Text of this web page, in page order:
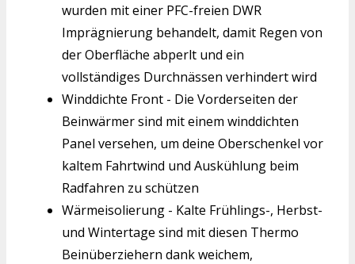
wurden mit einer PFC-freien DWR
Imprägnierung behandelt, damit Regen von
der Oberfläche abperlt und ein
vollständiges Durchnässen verhindert wird
Winddichte Front - Die Vorderseiten der
Beinwärmer sind mit einem winddichten
Panel versehen, um deine Oberschenkel vor
kaltem Fahrtwind und Auskühlung beim
Radfahren zu schützen
Wärmeisolierung - Kalte Frühlings-, Herbst-
und Wintertage sind mit diesen Thermo
Beinüberziehern dank weichem,